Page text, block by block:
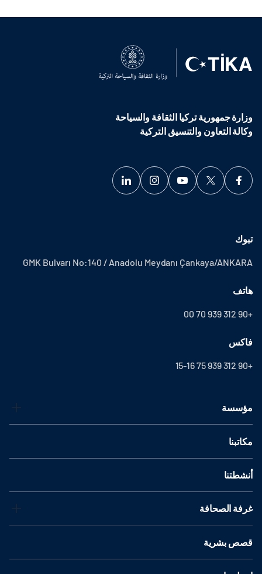
وزارة جمهورية تركيا الثقافة والسياحة
وكالة التعاون والتنسيق التركية
تبوك
GMK Bulvarı No:140 / Anadolu Meydanı Çankaya/ANKARA
هاتف
+90 312 939 70 00
فاكس
+90 312 939 75 15-16
مؤسسة
مكاتبنا
أنشطتنا
غرفة الصحافة
قصص بشرية